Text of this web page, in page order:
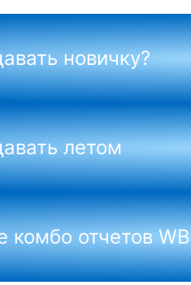
новичку?
летом
комбо отчетов WB